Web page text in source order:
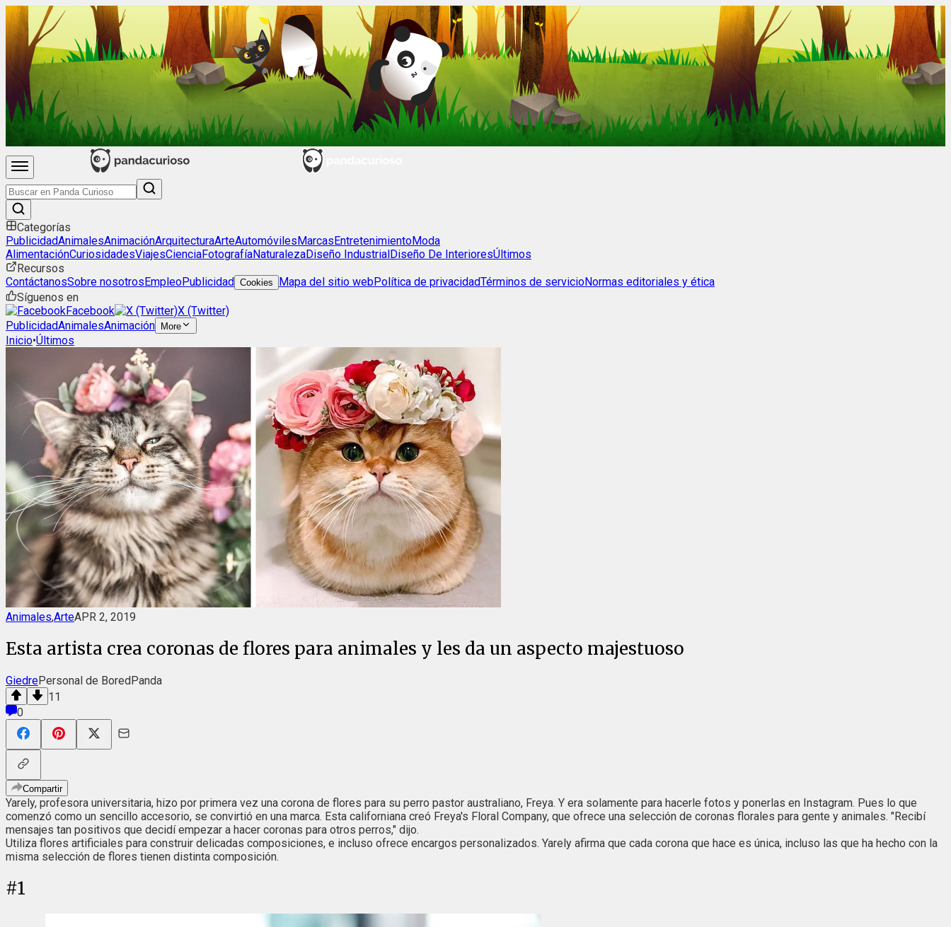
Categorías
PublicidadAnimalesAnimaciónArquitecturaArteAutomóvilesMarcasEntretenimientoModa
AlimentaciónCuriosidadesViajesCienciaFotografíaNaturalezaDiseño IndustrialDiseño De InterioresÚltimos
Recursos
ContáctanosSobre nosotrosEmpleoPublicidad Cookies Mapa del sitio webPolítica de privacidadTérminos de servicioNormas editoriales y ética
Síguenos en
Facebook
X (Twitter)
PublicidadAnimalesAnimación More
Inicio•Últimos
Animales,ArteAPR 2, 2019
Esta artista crea coronas de flores para animales y les da un aspecto majestuoso
GiedrePersonal de BoredPanda
11
0
Compartir
Yarely, profesora universitaria, hizo por primera vez una corona de flores para su perro pastor australiano, Freya. Y era solamente para hacerle fotos y ponerlas en Instagram. Pues lo que
comenzó como un sencillo accesorio, se convirtió en una marca. Esta californiana creó Freya's Floral Company, que ofrece una selección de coronas florales para gente y animales. "Recibí
mensajes tan positivos que decidí empezar a hacer coronas para otros perros," dijo.
Utiliza flores artificiales para construir delicadas composiciones, e incluso ofrece encargos personalizados. Yarely afirma que cada corona que hace es única, incluso las que ha hecho con la
misma selección de flores tienen distinta composición.
#1